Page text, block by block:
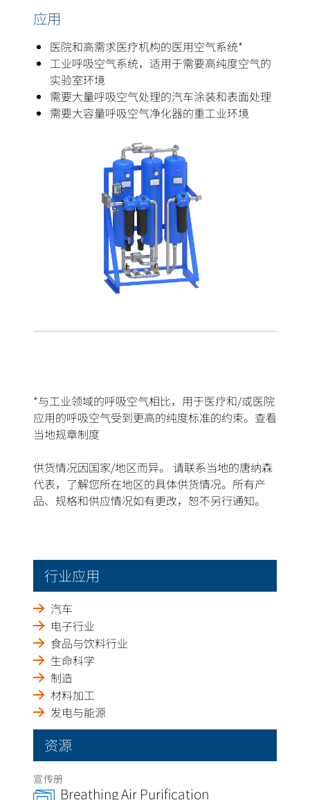
应用
医院和高需求医疗机构的医用空气系统*
工业呼吸空气系统，适用于需要高纯度空气的
实验室环境
需要大量呼吸空气处理的汽车涂装和表面处理
需要大容量呼吸空气净化器的重工业环境
*与工业领域的呼吸空气相比，用于医疗和/或医院
应用的呼吸空气受到更高的纯度标准的约束。查看
当地规章制度
供货情况因国家/地区而异。 请联系当地的唐纳森
代表，了解您所在地区的具体供货情况。所有产
品、规格和供应情况如有更改，恕不另行通知。
行业应用
汽车
电子行业
食品与饮料行业
生命科学
制造
材料加工
发电与能源
资源
宣传册
Breathing Air Purification